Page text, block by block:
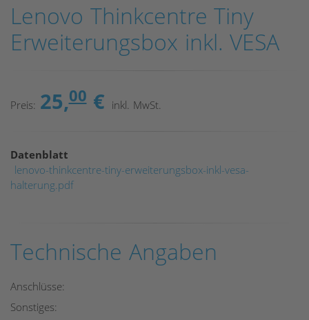
Lenovo Thinkcentre Tiny
Erweiterungsbox inkl. VESA
Preis: 25,00€ inkl. MwSt.
Datenblatt
lenovo-thinkcentre-tiny-erweiterungsbox-inkl-vesa-
halterung.pdf
Technische Angaben
Anschlüsse:
Sonstiges: